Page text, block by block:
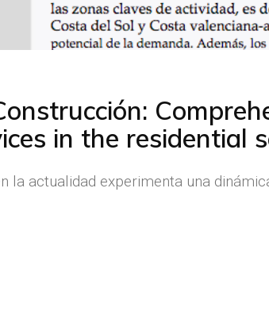
in the residential
la actualidad experimenta una